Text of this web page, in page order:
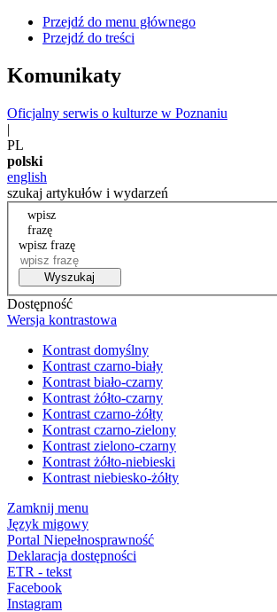
Przejdź do menu głównego
Przejdź do treści
Komunikaty
Oficjalny serwis o kulturze w Poznaniu
|
PL
polski
english
szukaj artykułów i wydarzeń
wpisz
frazę
wpisz frazę
Wyszukaj
Dostępność
Wersja kontrastowa
Kontrast domyślny
Kontrast czarno-biały
Kontrast biało-czarny
Kontrast żółto-czarny
Kontrast czarno-żółty
Kontrast czarno-zielony
Kontrast zielono-czarny
Kontrast żółto-niebieski
Kontrast niebiesko-żółty
Zamknij menu
Język migowy
Portal Niepełnosprawność
Deklaracja dostępności
ETR - tekst
Facebook
Instagram